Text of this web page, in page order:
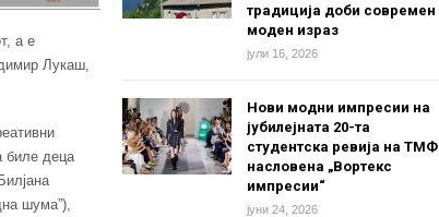
а е
Лукаш,
биле деца
шума”),
традиција доби современ
моден израз
јули 16, 2026
Нови модни импресии на
јубилејната 20-та
студентска ревија на ТМФ
насловена „Вортекс
импресии“
јуни 24, 2026